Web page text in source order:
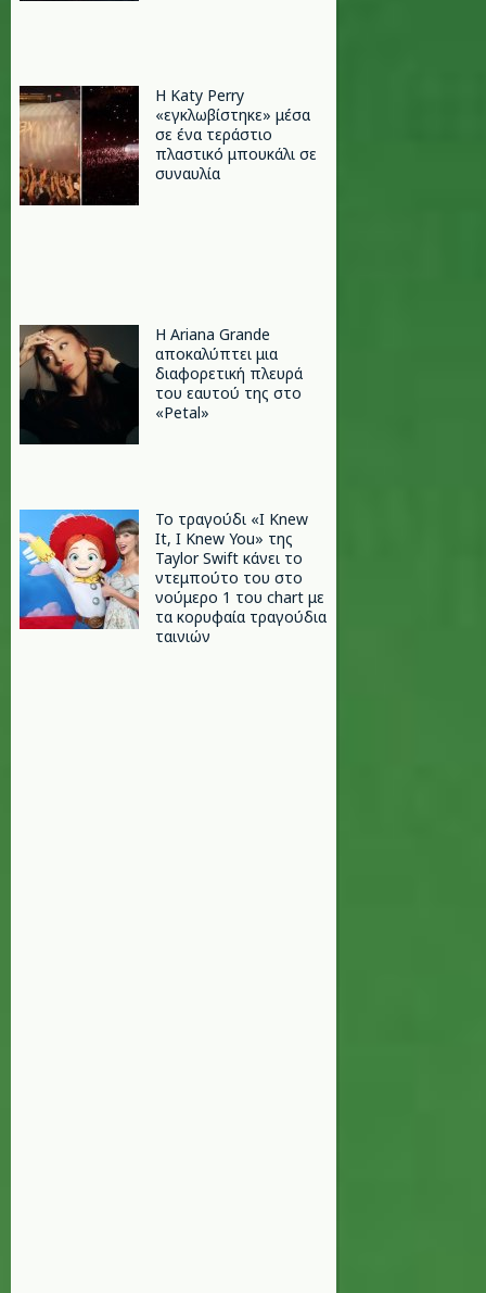
H Katy Perry
«εγκλωβίστηκε» μέσα
σε ένα τεράστιο
πλαστικό μπουκάλι σε
συναυλία
Η Ariana Grande
αποκαλύπτει μια
διαφορετική πλευρά
του εαυτού της στο
«Petal»
Το τραγούδι «I Knew
It, I Knew You» της
Taylor Swift κάνει το
ντεμπούτο του στο
νούμερο 1 του chart με
τα κορυφαία τραγούδια
ταινιών